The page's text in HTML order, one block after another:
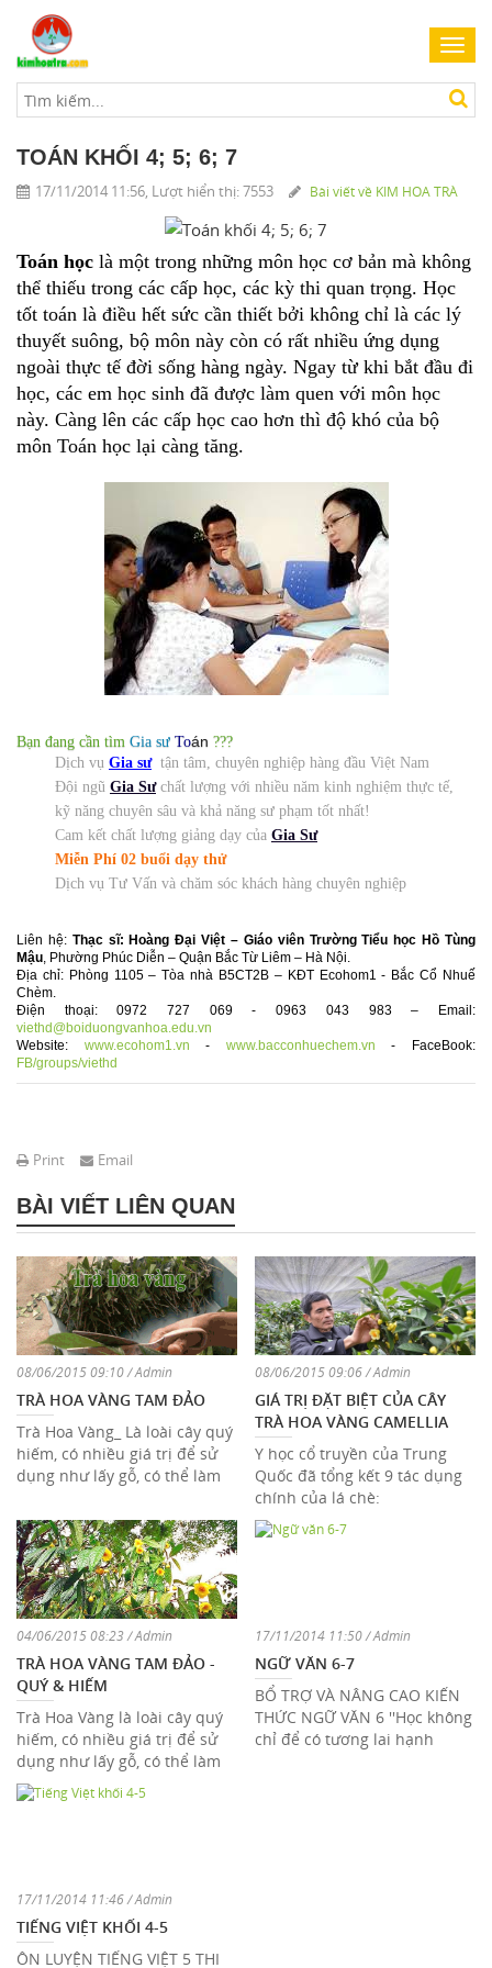
TOÁN KHỐI 4; 5; 6; 7
17/11/2014 11:56, Lượt hiển thị: 7553 Bài viết về KIM HOA TRÀ
Toán học là một trong những môn học cơ bản mà không
thể thiếu trong các cấp học, các kỳ thi quan trọng. Học
tốt toán là điều hết sức cần thiết bởi không chỉ là các lý
thuyết suông, bộ môn này còn có rất nhiều ứng dụng
ngoài thực tế đời sống hàng ngày. Ngay từ khi bắt đầu đi
học, các em học sinh đã được làm quen với môn học
này. Càng lên các cấp học cao hơn thì độ khó của bộ
môn Toán học lại càng tăng.
Bạn đang cần tìm Gia sư Toán ???
Dịch vụ Gia sư tận tâm, chuyên nghiệp hàng đầu Việt Nam
Đội ngũ Gia Sưchất lượng với nhiều năm kinh nghiệm thực tế,
kỹ năng chuyên sâu và khả năng sư phạm tốt nhất!
Cam kết chất lượng giảng dạy của Gia Sư
Miễn Phí 02 buổi dạy thử
Dịch vụ Tư Vấn và chăm sóc khách hàng chuyên nghiệp
Liên hệ: Thạc sĩ: Hoàng Đại Việt – Giáo viên Trường Tiểu học Hồ Tùng
Mậu, Phường Phúc Diễn – Quận Bắc Từ Liêm – Hà Nội.
Địa chỉ: Phòng 1105 – Tòa nhà B5CT2B – KĐT Ecohom1 - Bắc Cổ Nhuế
Chèm.
Điện thoại: 0972 727 069 - 0963 043 983 – Email:
viethd@boiduongvanhoa.edu.vn
Website: www.ecohom1.vn - www.bacconhuechem.vn - FaceBook:
FB/groups/viethd
Print Email
BÀI VIẾT LIÊN QUAN
08/06/2015 09:10 / Admin
TRÀ HOA VÀNG TAM ĐẢO
Trà Hoa Vàng_ Là loài cây quý
hiếm, có nhiều giá trị để sử
dụng như lấy gỗ, có thể làm
08/06/2015 09:06 / Admin
GIÁ TRỊ ĐẶT BIỆT CỦA CÂY
TRÀ HOA VÀNG CAMELLIA
TAM ĐẢO
Y học cổ truyền của Trung
Quốc đã tổng kết 9 tác dụng
chính của lá chè:
04/06/2015 08:23 / Admin
TRÀ HOA VÀNG TAM ĐẢO -
QUÝ & HIẾM
Trà Hoa Vàng là loài cây quý
hiếm, có nhiều giá trị để sử
dụng như lấy gỗ, có thể làm
cây trồng tầng dưới ở các đai
r ...
17/11/2014 11:50 / Admin
NGỮ VĂN 6-7
BỔ TRỢ VÀ NÂNG CAO KIẾN
THỨC NGỮ VĂN 6 ''Học không
chỉ để có tương lai hạnh
17/11/2014 11:46 / Admin
TIẾNG VIỆT KHỐI 4-5
ÔN LUYỆN TIẾNG VIỆT 5 THI